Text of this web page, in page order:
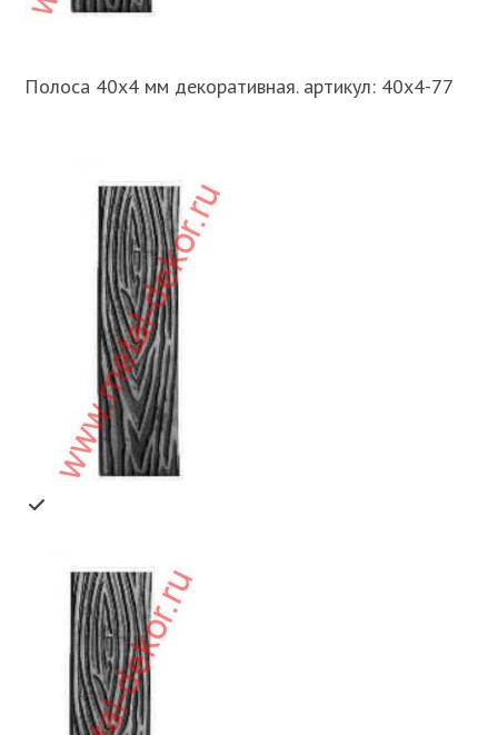
Полоса 40х4 мм декоративная. артикул: 40х4-77